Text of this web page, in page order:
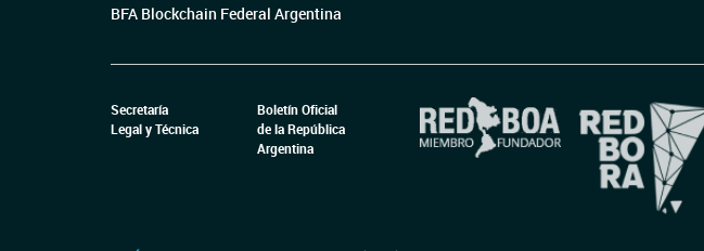
BFA Blockchain Federal Argentina
Secretaría
Legal y Técnica
Boletín Oficial
de la República
Argentina